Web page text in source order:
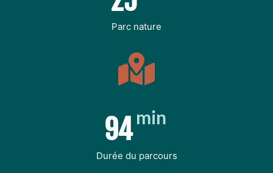
Parc nature
120min
Durée du parcours